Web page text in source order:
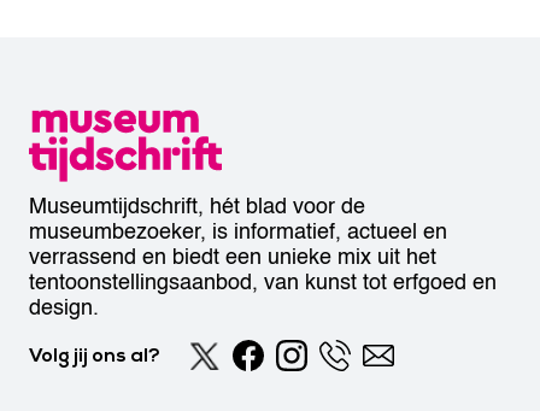
Museumtijdschrift, hét blad voor de
museumbezoeker, is informatief, actueel en
verrassend en biedt een unieke mix uit het
tentoonstellingsaanbod, van kunst tot erfgoed en
design.
Volg jij ons al?